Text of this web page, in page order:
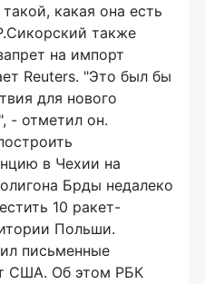
какая она есть
также
на импорт
Reuters. "Это был бы
для нового
- отметил он.
в Чехии на
Брды недалеко
10 ракет-
Польши.
письменные
США. Об этом РБК